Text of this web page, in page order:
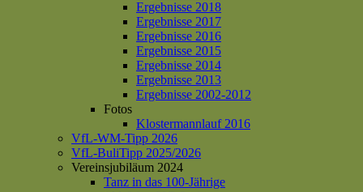
Ergebnisse 2018
Ergebnisse 2017
Ergebnisse 2016
Ergebnisse 2015
Ergebnisse 2014
Ergebnisse 2013
Ergebnisse 2002-2012
Fotos
Klostermannlauf 2016
VfL-WM-Tipp 2026
VfL-BuliTipp 2025/2026
Vereinsjubiläum 2024
Tanz in das 100-Jährige